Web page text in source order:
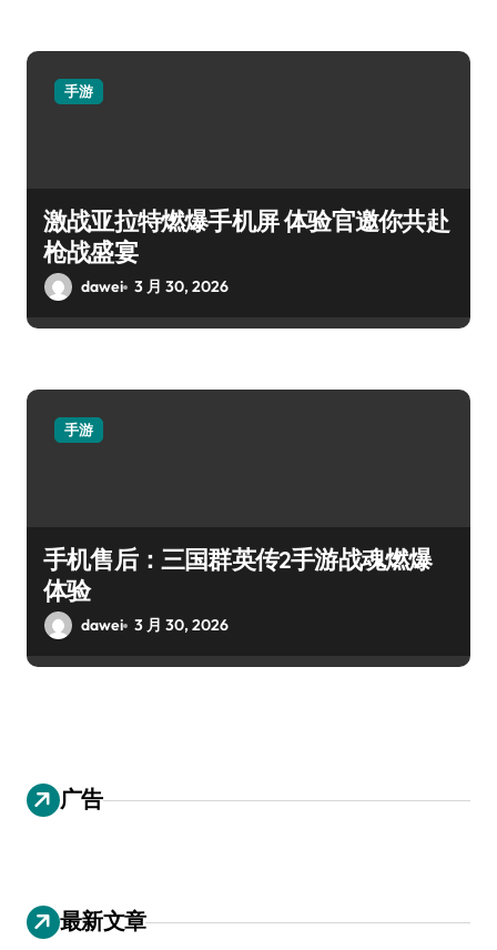
手游
激战亚拉特燃爆手机屏 体验官邀你共赴
枪战盛宴
dawei 3 月 30, 2026
手游
手机售后：三国群英传2手游战魂燃爆
体验
dawei 3 月 30, 2026
广告
最新文章